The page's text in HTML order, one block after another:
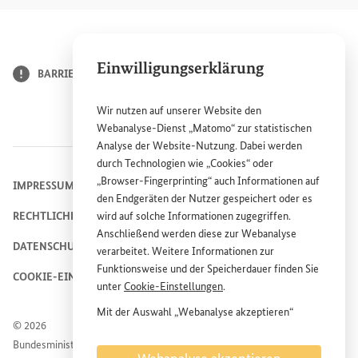
Einwilligungserklärung
Wir nutzen auf unsererWebsite den
Webanalyse-Dienst „Matomo“ zur statistischen
Analyse derWebsite-Nutzung. Dabei werden
durch Technologien wie „Cookies“ oder
„Browser-Fingerprinting“ auch Informationen auf
den Endgeräten der Nutzer gespeichert oder es
wird auf solche Informationen zugegriffen.
Anschließend werden diese zur Webanalyse
verarbeitet. Weitere Informationen zur
Funktionsweise und der Speicherdauer finden Sie
unterCookie-Einstellungen.
Mit der Auswahl „Webanalyse akzeptieren“
Dienstes „Matomo“ auf derWebsitedes
BARRIERE MELDEN
© 2026
Bundesministerium für wirtschaftliche Zusammenarbeit und
IMPRESSUM
RECHTLICHE HINWEISE
DATENSCHUTZHINWEIS
COOKIE-EINSTELLUNGEN